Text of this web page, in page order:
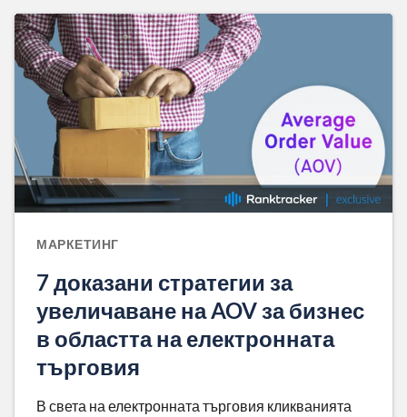
МАРКЕТИНГ
7 доказани стратегии за
увеличаване на AOV за бизнес
в областта на електронната
търговия
В света на електронната търговия кликванията